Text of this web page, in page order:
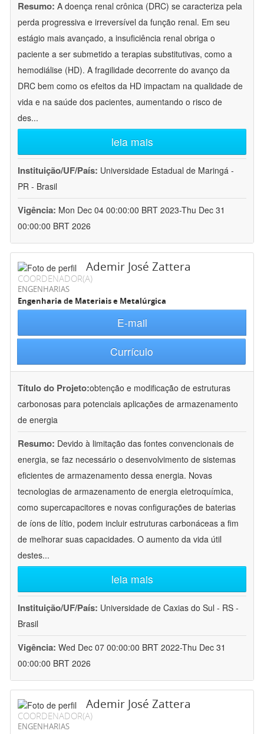
Resumo: A doença renal crônica (DRC) se caracteriza pela
perda progressiva e irreversível da função renal. Em seu
estágio mais avançado, a insuficiência renal obriga o
paciente a ser submetido a terapias substitutivas, como a
hemodiálise (HD). A fragilidade decorrente do avanço da
DRC bem como os efeitos da HD impactam na qualidade de
vida e na saúde dos pacientes, aumentando o risco de
des...
leia mais
Instituição/UF/País: Universidade Estadual de Maringá -
PR - Brasil
Vigência: Mon Dec 04 00:00:00 BRT 2023-Thu Dec 31
00:00:00 BRT 2026
Ademir José Zattera
COORDENADOR(A)
ENGENHARIAS
Engenharia de Materiais e Metalúrgica
E-mail
Currículo
Título do Projeto:obtenção e modificação de estruturas
carbonosas para potenciais aplicações de armazenamento
de energia
Resumo: Devido à limitação das fontes convencionais de
energia, se faz necessário o desenvolvimento de sistemas
eficientes de armazenamento dessa energia. Novas
tecnologias de armazenamento de energia eletroquímica,
como supercapacitores e novas configurações de baterias
de íons de lítio, podem incluir estruturas carbonáceas a fim
de melhorar suas capacidades. O aumento da vida útil
destes...
leia mais
Instituição/UF/País: Universidade de Caxias do Sul - RS -
Brasil
Vigência: Wed Dec 07 00:00:00 BRT 2022-Thu Dec 31
00:00:00 BRT 2026
Ademir José Zattera
COORDENADOR(A)
ENGENHARIAS